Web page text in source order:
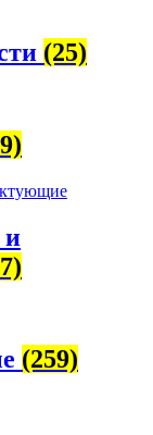
(25)
и
(259)